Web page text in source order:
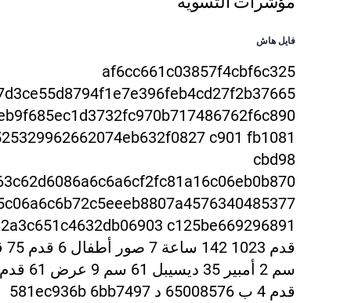
فايل هاش
af6cc661c03857f4cbf6c325
b4cd27f2b37665
2fc970b717486762f6c890
c901 fb1081
cbd98
72c5eeeb8807a4576340485377
c125be669296891
قدم 4 ب 65008576 د 581
ec936b 6bb7497